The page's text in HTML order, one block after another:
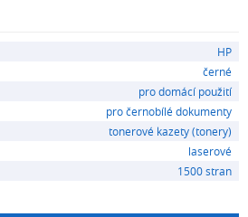
HP
černé
pro domácí použití
pro černobílé dokumenty
tonerové kazety (tonery)
laserové
1500 stran